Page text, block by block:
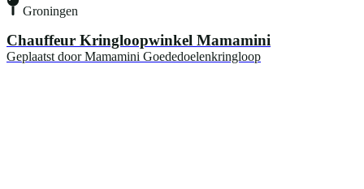
Groningen
Chauffeur Kringloopwinkel Mamamini
Geplaatst door Mamamini Goededoelenkringloop